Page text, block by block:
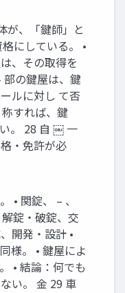
が、「鍵師」と
にしている。 •
、その取得を
の鍵屋は、鍵
ルに対し て否
すれば、鍵
。 28 自 ￼ 一
・免許が必
• 関錠、 – 、
錠・破錠、交
開発・設計 •
様。 • 鍵屋によ
• 結論：何でも
い。 金 29 車